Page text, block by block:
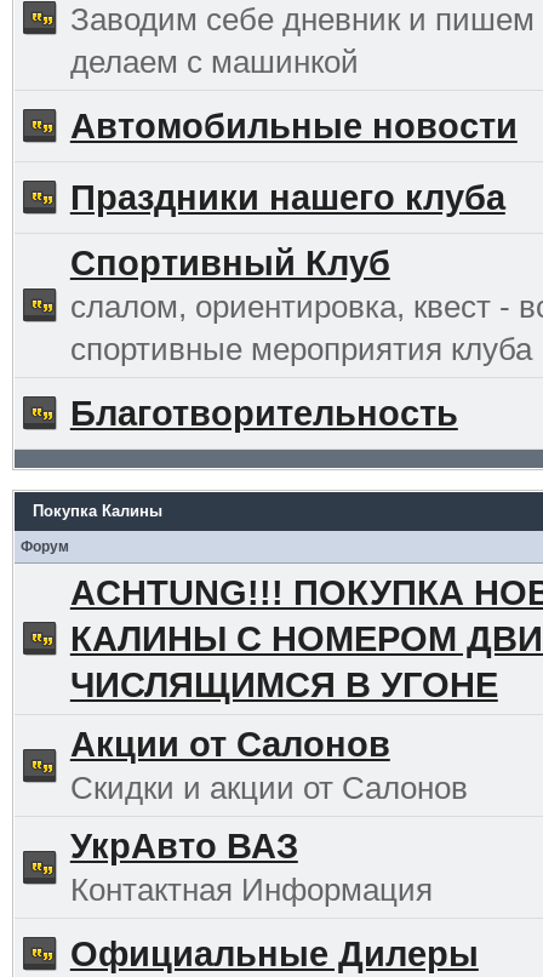
Заводим себе дневник и пишем
делаем с машинкой
Автомобильные новости
Праздники нашего клуба
Спортивный Клуб
слалом, ориентировка, квест -
спортивные мероприятия клуба
Благотворительность
Покупка Калины
Форум
ACHTUNG!!! ПОКУПКА
КАЛИНЫ С НОМЕРОМ
ЧИСЛЯЩИМСЯ В УГОНЕ
Акции от Салонов
Скидки и акции от Салонов
УкрАвто ВАЗ
Контактная Информация
Официальные Дилеры